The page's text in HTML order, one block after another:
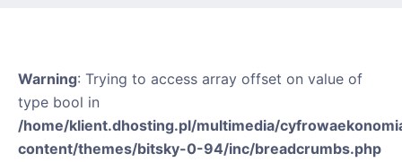
Warning: Trying to access array offset on value of
type bool in
/home/klient.dhosting.pl/multimedia/
content/themes/bitsky-0-94/inc/breadcrumbs.php